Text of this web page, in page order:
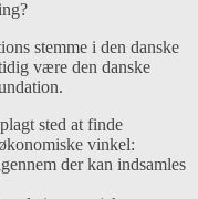
stemme i den danske
være den danske
sted at finde
vinkel:
der kan indsamles